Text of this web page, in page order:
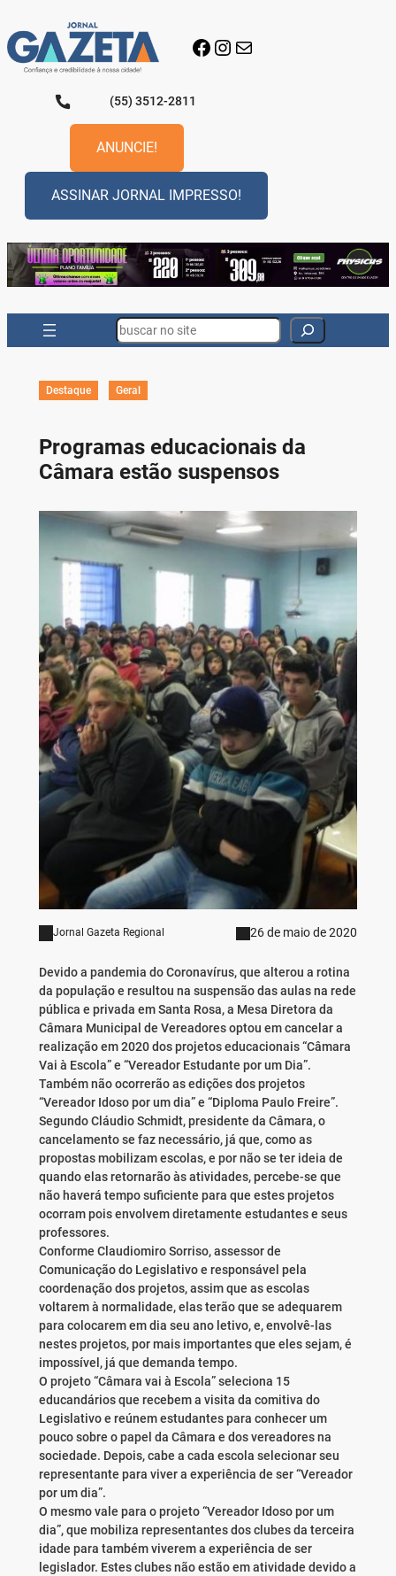
para
o
conteúdo
Facebook
Instagram
E-mail
(55) 3512-2811
ANUNCIE!
ASSINAR JORNAL IMPRESSO!
Search
Destaque Geral
Programas educacionais da
Câmara estão suspensos
Jornal Gazeta Regional 26 de maio de 2020
Devido a pandemia do Coronavírus, que alterou a rotina
da população e resultou na suspensão das aulas na rede
pública e privada em Santa Rosa, a Mesa Diretora da
Câmara Municipal de Vereadores optou em cancelar a
realização em 2020 dos projetos educacionais “Câmara
Vai à Escola” e “Vereador Estudante por um Dia”.
Também não ocorrerão as edições dos projetos
“Vereador Idoso por um dia” e “Diploma Paulo Freire”.
Segundo Cláudio Schmidt, presidente da Câmara, o
cancelamento se faz necessário, já que, como as
propostas mobilizam escolas, e por não se ter ideia de
quando elas retornarão às atividades, percebe-se que
não haverá tempo suficiente para que estes projetos
ocorram pois envolvem diretamente estudantes e seus
professores.
Conforme Claudiomiro Sorriso, assessor de
Comunicação do Legislativo e responsável pela
coordenação dos projetos, assim que as escolas
voltarem à normalidade, elas terão que se adequarem
para colocarem em dia seu ano letivo, e, envolvê-las
nestes projetos, por mais importantes que eles sejam, é
impossível, já que demanda tempo.
O projeto “Câmara vai à Escola” seleciona 15
educandários que recebem a visita da comitiva do
Legislativo e reúnem estudantes para conhecer um
pouco sobre o papel da Câmara e dos vereadores na
sociedade. Depois, cabe a cada escola selecionar seu
representante para viver a experiência de ser “Vereador
por um dia”.
O mesmo vale para o projeto “Vereador Idoso por um
dia”, que mobiliza representantes dos clubes da terceira
idade para também viverem a experiência de ser
legislador. Estes clubes não estão em atividade devido a